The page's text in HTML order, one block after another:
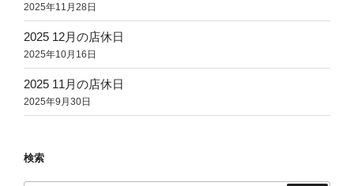
2025年11月28日
2025 12月の店休日
2025年10月16日
2025 11月の店休日
2025年9月30日
検索